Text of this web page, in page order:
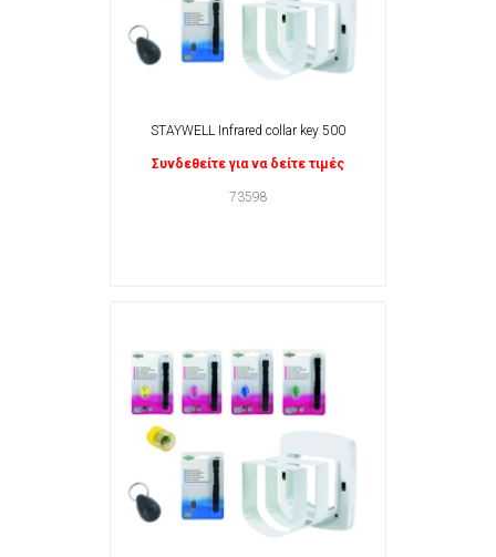
STAYWELL Infrared collar key 500
Συνδεθείτε για να δείτε τιμές
73598